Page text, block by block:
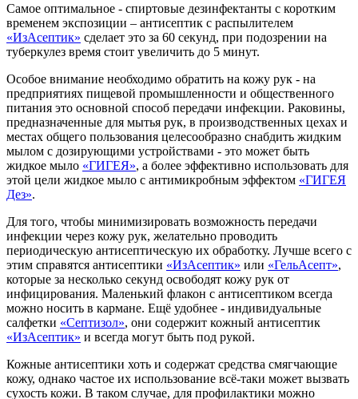
Самое оптимальное - спиртовые дезинфектанты с коротким
временем экспозиции – антисептик с распылителем
«ИзАсептик» сделает это за 60 секунд, при подозрении на
туберкулез время стоит увеличить до 5 минут.
Особое внимание необходимо обратить на кожу рук - на
предприятиях пищевой промышленности и общественного
питания это основной способ передачи инфекции. Раковины,
предназначенные для мытья рук, в производственных цехах и
местах общего пользования целесообразно снабдить жидким
мылом с дозирующими устройствами - это может быть
жидкое мыло «ГИГЕЯ», а более эффективно использовать для
этой цели жидкое мыло с антимикробным эффектом «ГИГЕЯ
Дез».
Для того, чтобы минимизировать возможность передачи
инфекции через кожу рук, желательно проводить
периодическую антисептическую их обработку. Лучше всего с
этим справятся антисептики «ИзАсептик» или «ГельАсепт»,
которые за несколько секунд освободят кожу рук от
инфицирования. Маленький флакон с антисептиком всегда
можно носить в кармане. Ещё удобнее - индивидуальные
салфетки «Септизол», они содержит кожный антисептик
«ИзАсептик» и всегда могут быть под рукой.
Кожные антисептики хоть и содержат средства смягчающие
кожу, однако частое их использование всё-таки может вызвать
сухость кожи. В таком случае, для профилактики можно